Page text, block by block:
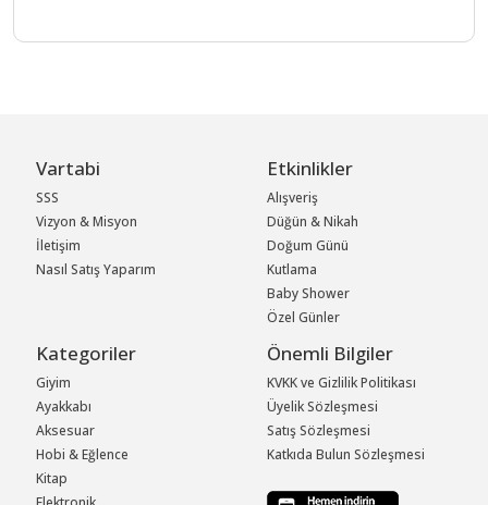
Vartabi
SSS
Vizyon & Misyon
İletişim
Nasıl Satış Yaparım
Etkinlikler
Alışveriş
Düğün & Nikah
Doğum Günü
Kutlama
Baby Shower
Özel Günler
Kategoriler
Giyim
Ayakkabı
Aksesuar
Hobi & Eğlence
Kitap
Önemli Bilgiler
KVKK ve Gizlilik Politikası
Üyelik Sözleşmesi
Satış Sözleşmesi
Katkıda Bulun Sözleşmesi